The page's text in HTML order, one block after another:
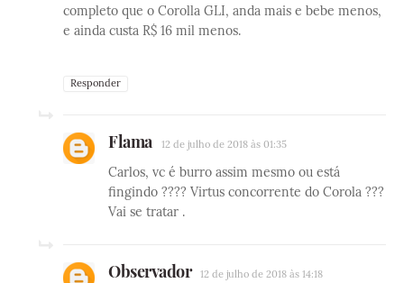
completo que o Corolla GLI, anda mais e bebe menos,
e ainda custa R$ 16 mil menos.
Responder
Flama 12 de julho de 2018 às 01:35
Carlos, vc é burro assim mesmo ou está
fingindo ???? Virtus concorrente do Corola ???
Vai se tratar .
Observador 12 de julho de 2018 às 14:18